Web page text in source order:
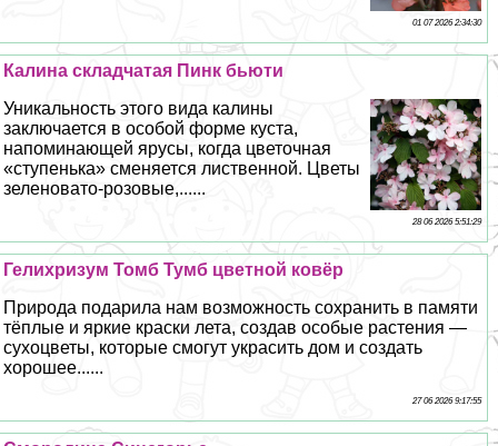
01 07 2026 2:34:30
Калина складчатая Пинк бьюти
Уникальность этого вида калины
заключается в особой форме куста,
напоминающей ярусы, когда цветочная
«ступенька» сменяется лиственной. Цветы
зеленовато-розовые,......
28 06 2026 5:51:29
Гелихризум Томб Тумб цветной ковёр
Природа подарила нам возможность сохранить в памяти
тёплые и яркие краски лета, создав особые растения —
сухоцветы, которые смогут украсить дом и создать
хорошее......
27 06 2026 9:17:55